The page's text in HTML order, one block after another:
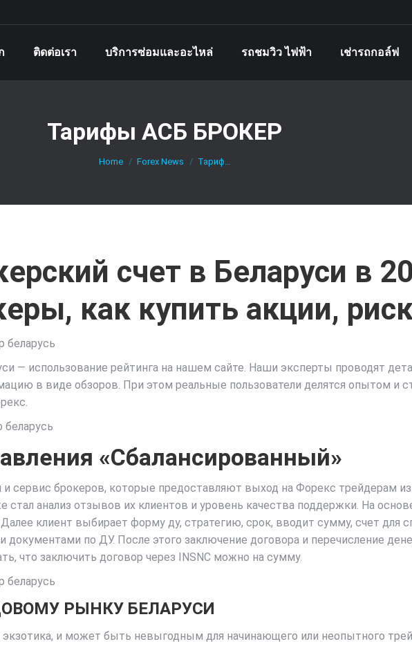
ติดต่อเรา บริการซ่อมและอะไหล่ รถชมวิว ไฟฟ้า เช่ารถกอล์ฟ
Тарифы АСБ БРОКЕР
Home Forex News Тариф…
счет в Беларуси в
как купить акции,
— использование рейтинга на нашем сайте. Наши эксперты проводят
в виде обзоров. При этом реальные пользователи делятся опытом и
«Сбалансированный»
сервис брокеров, которые предоставляют выход на Форекс трейдерам
стал анализ отзывов их клиентов и уровень качества поддержки. На
клиент выбирает форму ду, стратегию, срок, вводит сумму, счет для
по ДУ. После этого заключение договора и перечисление
что заключить договор через INSNC можно на сумму.
РЫНКУ БЕЛАРУСИ
экзотика, и может быть невыгодным для начинающего или неопытного